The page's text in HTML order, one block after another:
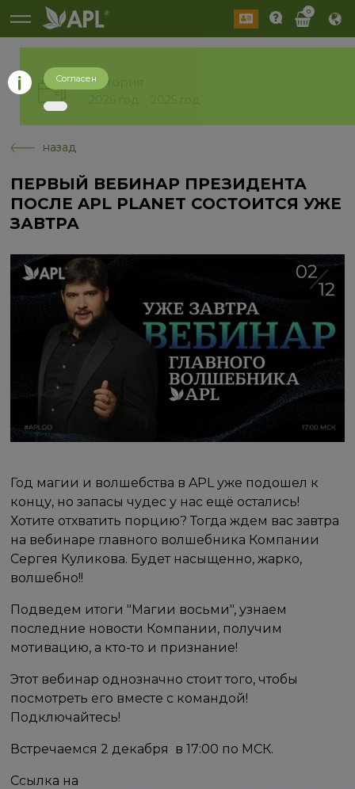
0
История
назад
ПЕРВЫЙ ВЕБИНАР ПРЕЗИДЕНТА
ПОСЛЕ APL PLANET СОСТОИТСЯ УЖЕ
ЗАВТРА
Год магии и волшебства в APL уже подошел к
концу, но запасы чудес у нас ещё остались!
Хотите отхватить порцию? Тогда ждем вас завтра
на вебинаре главного волшебника Компании
Сергея Куликова. Будет насыщенно, жарко,
волшебно!!
Подведем итоги "Магии восьми", узнаем
последние новости Компании, получим
мотивацию, а кто-то и признание!
Этот вебинар однозначно стоит того, чтобы
посмотреть его вместе с командой!
Подключайтесь!
Встречаемся 2 декабря в 17:00 по МСК.
Ссылка на
Согласен